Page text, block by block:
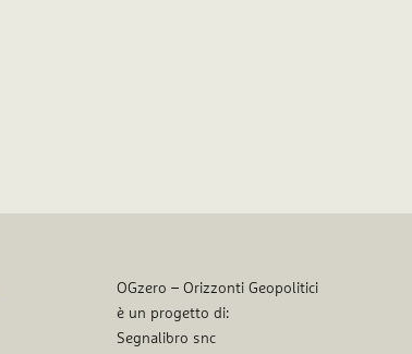
OGzero – Orizzonti Geopolitici
è un progetto di:
Segnalibro snc